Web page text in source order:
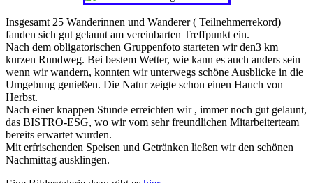
Insgesamt 25 Wanderinnen und Wanderer ( Teilnehmerrekord)
fanden sich gut gelaunt am vereinbarten Treffpunkt ein.
Nach dem obligatorischen Gruppenfoto starteten wir den3 km
kurzen Rundweg. Bei bestem Wetter, wie kann es auch anders sein
wenn wir wandern, konnten wir unterwegs schöne Ausblicke in die
Umgebung genießen. Die Natur zeigte schon einen Hauch von
Herbst.
Nach einer knappen Stunde erreichten wir , immer noch gut gelaunt,
das BISTRO-ESG, wo wir vom sehr freundlichen Mitarbeiterteam
bereits erwartet wurden.
Mit erfrischenden Speisen und Getränken ließen wir den schönen
Nachmittag ausklingen.